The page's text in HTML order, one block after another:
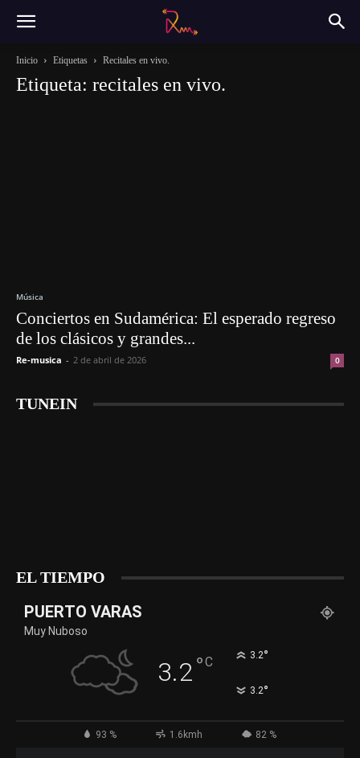
Inicio Etiquetas Recitales en vivo.
Etiqueta: recitales en vivo.
Música
Conciertos en Sudamérica: El esperado regreso
de los clásicos y grandes...
Re-musica - 2 de abril de 2026 0
TUNEIN
EL TIEMPO
PUERTO VARAS
Muy Nuboso
3.2°C 3.2°
3.2°
93 % 1.6kmh 82 %